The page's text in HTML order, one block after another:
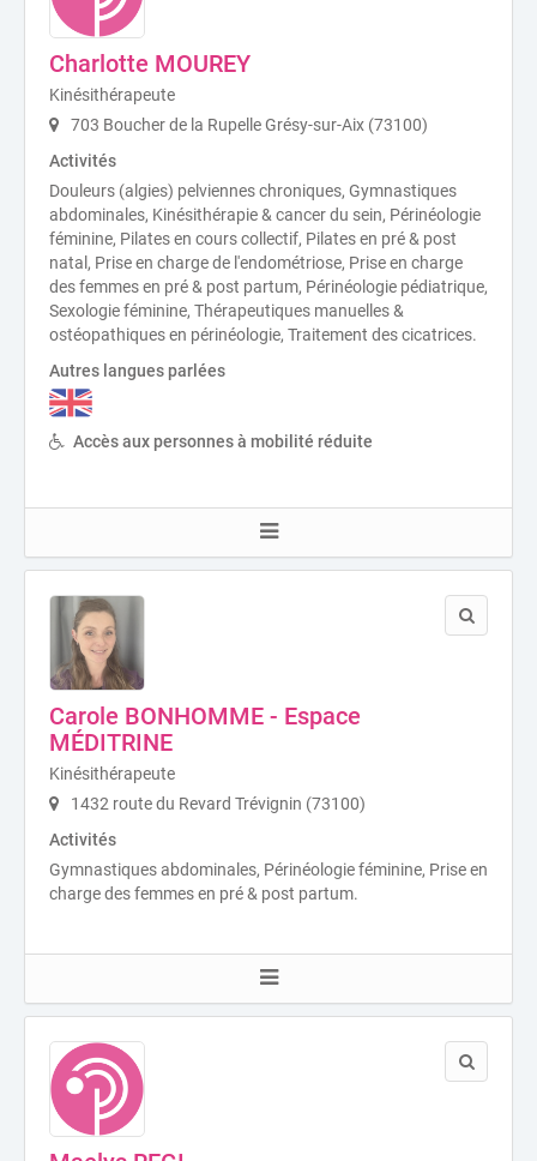
Charlotte MOUREY
Kinésithérapeute
703 Boucher de la Rupelle Grésy-sur-Aix (73100)
Activités
Douleurs (algies) pelviennes chroniques, Gymnastiques
abdominales, Kinésithérapie & cancer du sein, Périnéologie
féminine, Pilates en cours collectif, Pilates en pré & post
natal, Prise en charge de l'endométriose, Prise en charge
des femmes en pré & post partum, Périnéologie pédiatrique,
Sexologie féminine, Thérapeutiques manuelles &
ostéopathiques en périnéologie, Traitement des cicatrices.
Autres langues parlées
Accès aux personnes à mobilité réduite
Carole BONHOMME - Espace
MÉDITRINE
Kinésithérapeute
1432 route du Revard Trévignin (73100)
Activités
Gymnastiques abdominales, Périnéologie féminine, Prise en
charge des femmes en pré & post partum.